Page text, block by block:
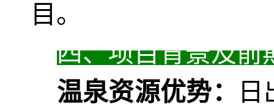
目。
四、项目背景及前
温泉资源优势：